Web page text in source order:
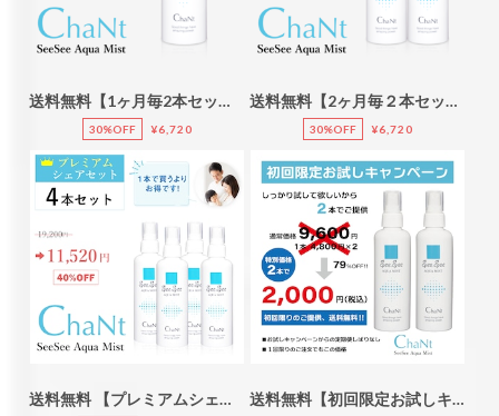
送料無料【1ヶ月毎2本セット】SeeSee Aqua Mist：200mL
30%OFF ¥6,720
送料無料【2ヶ月毎２本セット】 SeeSee Aqua Mist：200mL
30%OFF ¥6,720
送料無料 【プレミアムシェアセット】SeeSee Aqua Mist：200mL4本セット 送料無料【初回限定お試しキャンペーン】ChaNt See See Aqua Mist：200mL2本セット